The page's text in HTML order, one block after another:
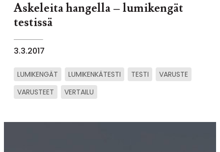
Askeleita hangella – lumikengät
testissä
3.3.2017
LUMIKENGÄT LUMIKENKÄTESTI TESTI
VARUSTE
VARUSTEET
VERTAILU